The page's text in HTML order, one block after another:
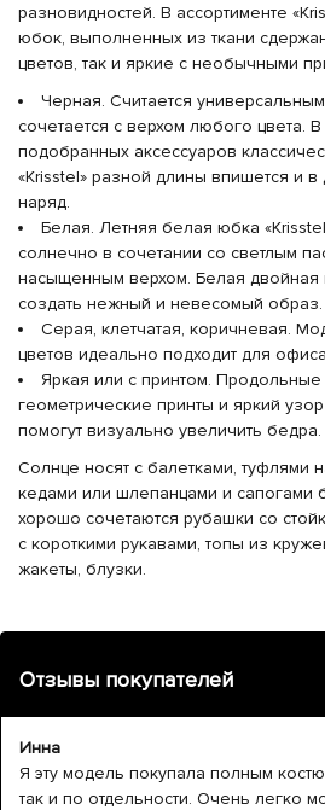
разновидностей. В ассортименте
юбок, выполненных из ткани
цветов, так и яркие с необычными
Черная. Считается
сочетается с верхом любого цвета.
подобранных аксессуаров
«Krisstel» разной длины впишется и
наряд.
Белая. Летняя белая юбка
солнечно в сочетании со светлым
насыщенным верхом. Белая
создать нежный и невесомый образ.
Серая, клетчатая, коричневая.
цветов идеально подходит для
Яркая или с принтом.
геометрические принты и яркий
помогут визуально увеличить бедра.
Солнце носят с балетками, туфлями
кедами или шлепанцами и сапогами
хорошо сочетаются рубашки со
с короткими рукавами, топы из
жакеты, блузки.
Отзывы покупателей
Инна
Я эту модель покупала полным
так и по отдельности. Очень легко